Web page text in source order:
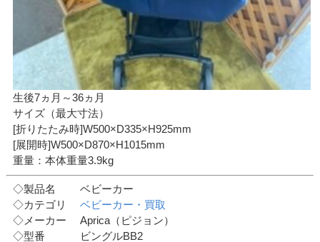
生後7ヵ月～36ヵ月
サイズ（最大寸法）
[折りたたみ時]W500×D335×H925mm
[展開時]W500×D870×H1015mm
重量：本体重量3.9kg
◇製品名 ベビーカー
◇カテゴリベビーカー・買取
◇メーカー Aprica（ピジョン）
◇型番 ビングルBB2